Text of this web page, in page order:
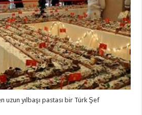
uzun yılbaşı pastası bir Türk Şef